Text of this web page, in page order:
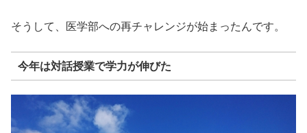
そうして、医学部への再チャレンジが始まったんです。
今年は対話授業で学力が伸びた